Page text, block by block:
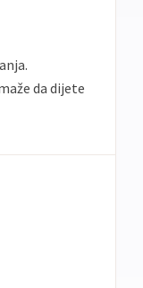
da dijete